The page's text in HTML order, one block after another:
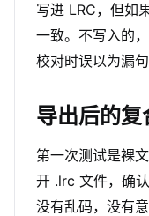
写进 LRC，但如
一致。不写入的
校对时误以为漏句
导出后的
第一次测试是裸
开 .lrc 文件，确
没有乱码，没有